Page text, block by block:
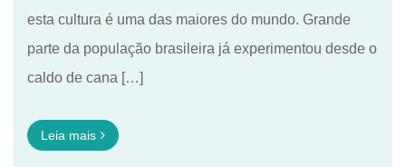
esta cultura é uma das maiores do mundo. Grande
parte da população brasileira já experimentou desde o
caldo de cana […]
Leia mais